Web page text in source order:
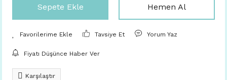
Sepete Ekle Hemen Al
Tavsiye Et Yorum Yaz
Fiyatı Düşünce Haber Ver
Karşılaştır